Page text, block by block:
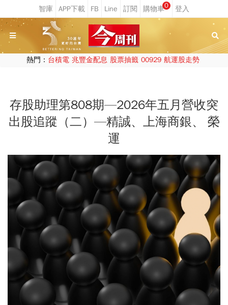
0
熱門： 台積電 兆豐金配息 股票抽籤 00929 航運股走勢
存股助理第808期—2026年五月營收突
出股追蹤（二）—精誠、上海商銀、 榮
運